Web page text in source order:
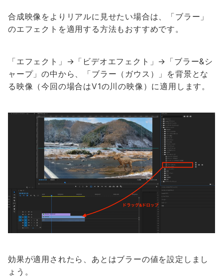
合成映像をよりリアルに見せたい場合は、「ブラー」
のエフェクトを適用する方法もおすすめです。
「エフェクト」→「ビデオエフェクト」→「ブラー&シ
ャープ」の中から、「ブラー（ガウス）」を背景とな
る映像（今回の場合はV1の川の映像）に適用します。
効果が適用されたら、あとはブラーの値を設定しまし
ょう。